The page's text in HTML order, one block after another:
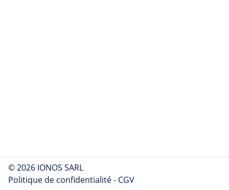
© 2026 IONOS SARL
Politique de confidentialité- CGV